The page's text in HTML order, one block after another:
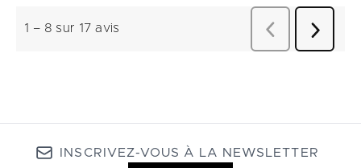
INSCRIVEZ-VOUS À LA NEWSLETTER